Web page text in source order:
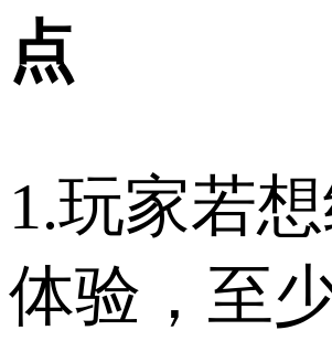
点
1.玩家若
体验，至